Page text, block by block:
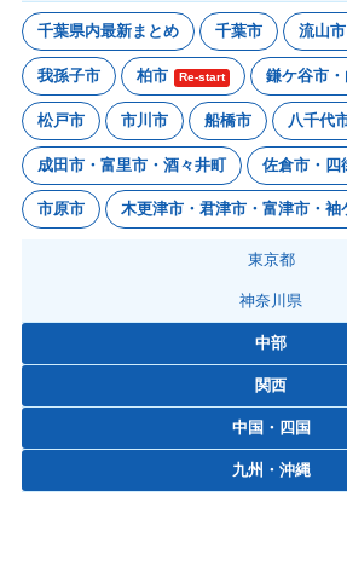
千葉県内最新まとめ 千葉市 流山
我孫子市 柏市 Re-start 鎌ケ谷市
松戸市 市川市 船橋市 八千代
成田市・富里市・酒々井町 佐倉市・四
市原市 木更津市・君津市・富津市・袖
東京都
神奈川県
中部
関西
中国・四国
九州・沖縄